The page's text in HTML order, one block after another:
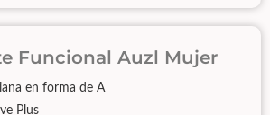
Funcional Auzl Mujer
en forma de A
Plus